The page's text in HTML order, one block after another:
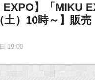
EXPO】「MIKU
土）10時～】販
19:00